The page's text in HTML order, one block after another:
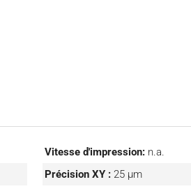
Vitesse d'impression: n.a.
Précision XY : 25 µm